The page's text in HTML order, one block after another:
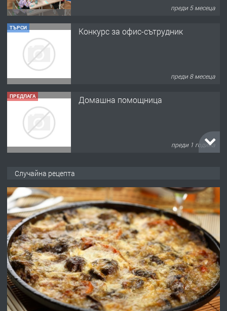
преди 8 месеца
ПРЕДЛАГА Домашна помощница
преди 1 година
ПРЕДЛАГА Къща в Марония, Гърция
преди 2 години
НЕГОВОТО КАЧЕСТВО
преди 2 години
ПРЕДЛАГА Имот в Северна Гърция, до Кавала
преди 2 години
ПРЕДЛАГА Иглолистни Пелети клас А1
Случайна рецепта